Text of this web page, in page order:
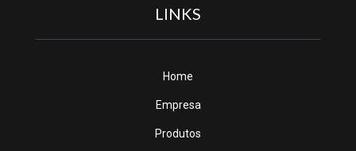
LINKS
Home
Empresa
Produtos